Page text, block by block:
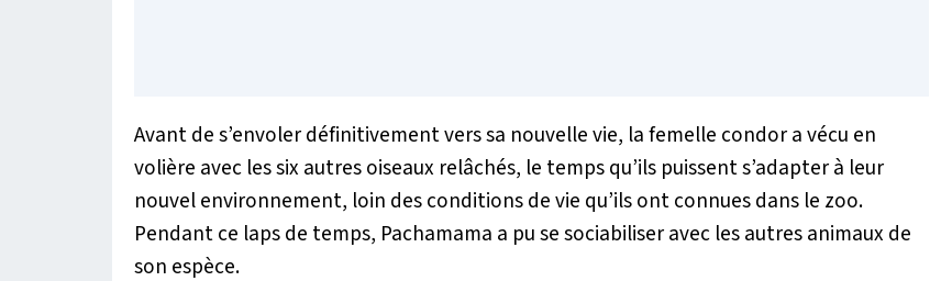
Avant de s’envoler définitivement vers sa nouvelle vie, la femelle condor a vécu en
volière avec les six autres oiseaux relâchés, le temps qu’ils puissent s’adapter à leur
nouvel environnement, loin des conditions de vie qu’ils ont connues dans le zoo.
Pendant ce laps de temps, Pachamama a pu se sociabiliser avec les autres animaux de
son espèce.